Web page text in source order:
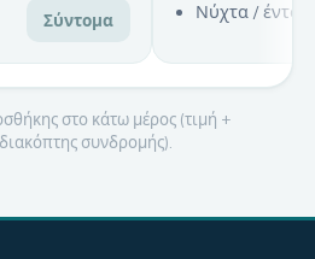
Σύντομα
Νύχτα /
στο κάτω μέρος (τιμή +
συνδρομής).